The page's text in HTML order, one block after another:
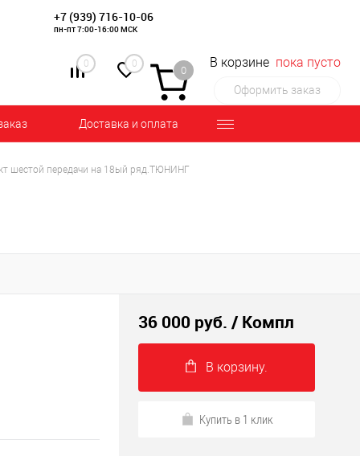
+7 (939) 716-10-06
пн-пт 7:00-16:00 МСК
0 0
0
В корзине пока пусто
Оформить заказ
Доставка и оплата
шестой передачи на 18ый ряд.ТЮНИНГ
36 000 руб. / Компл
В корзину.
Купить в 1 клик